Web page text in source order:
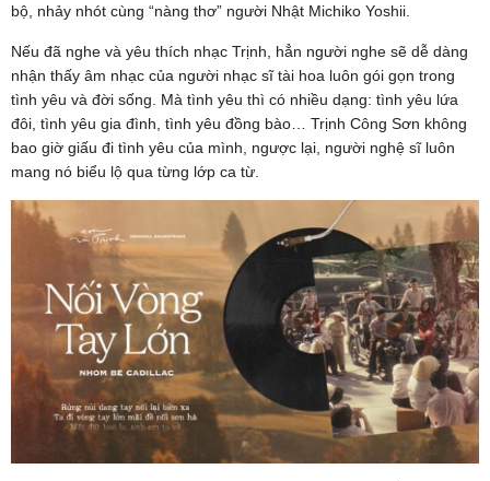
bộ, nhảy nhót cùng “nàng thơ” người Nhật Michiko Yoshii.
Nếu đã nghe và yêu thích nhạc Trịnh, hẳn người nghe sẽ dễ dàng
nhận thấy âm nhạc của người nhạc sĩ tài hoa luôn gói gọn trong
tình yêu và đời sống. Mà tình yêu thì có nhiều dạng: tình yêu lứa
đôi, tình yêu gia đình, tình yêu đồng bào… Trịnh Công Sơn không
bao giờ giấu đi tình yêu của mình, ngược lại, người nghệ sĩ luôn
mang nó biểu lộ qua từng lớp ca từ.